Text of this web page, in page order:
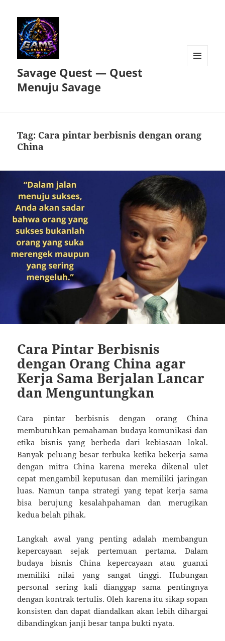
Savage Quest — Quest
Menuju Savage
Tag: Cara pintar berbisnis dengan orang
China
Cara Pintar Berbisnis
dengan Orang China agar
Kerja Sama Berjalan Lancar
dan Menguntungkan
Cara pintar berbisnis dengan orang China
membutuhkan pemahaman budaya komunikasi dan
etika bisnis yang berbeda dari kebiasaan lokal.
Banyak peluang besar terbuka ketika bekerja sama
dengan mitra China karena mereka dikenal ulet
cepat mengambil keputusan dan memiliki jaringan
luas. Namun tanpa strategi yang tepat kerja sama
bisa berujung kesalahpahaman dan merugikan
kedua belah pihak.
Langkah awal yang penting adalah membangun
kepercayaan sejak pertemuan pertama. Dalam
budaya bisnis China kepercayaan atau guanxi
memiliki nilai yang sangat tinggi. Hubungan
personal sering kali dianggap sama pentingnya
dengan kontrak tertulis. Oleh karena itu sikap sopan
konsisten dan dapat diandalkan akan lebih dihargai
dibandingkan janji besar tanpa bukti nyata.